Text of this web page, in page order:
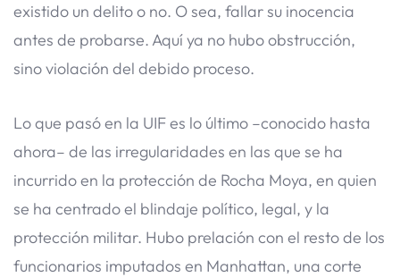
existido un delito o no. O sea, fallar su inocencia
antes de probarse. Aquí ya no hubo obstrucción,
sino violación del debido proceso.
Lo que pasó en la UIF es lo último –conocido hasta
ahora– de las irregularidades en las que se ha
incurrido en la protección de Rocha Moya, en quien
se ha centrado el blindaje político, legal, y la
protección militar. Hubo prelación con el resto de los
funcionarios imputados en Manhattan, una corte